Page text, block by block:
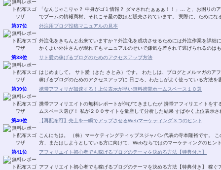
「なんじゃこりゃ？ 中身がゴミ情報？ ダマされたぁぁぁ！！」… と、お困りの
でブームの情報商材。それこそ星の数ほど
第37位
外注用ブログ投稿マニュアルの見本
外注化をきちんと出来ていますか？外注化を成功させるためには外注作業を詳細
かくよい外注さんが現れてもマニュアルのせいで嫌気を差されて逃げられるの
第38位
サト愛の稼げるブログのためのアクセスアップ方法
はじめまして。 サト愛（きた さとみ）です。 わたしは、ブログとメルマガのアフィリエイトを 楽しんでいます。 このレポートでは、
稼げるブログのためのアクセスアップに 日ごろ、わたしがよく使っている方法
第39位
携帯アフィリが加速する！上位表示が早い無料携帯ホームスペース１０選
携帯アフィリエイトの無料レポートが伸びてきましたが 携帯アフィリエイトを
ムスペース選び！ 私が２００サイトを量産して分析した結果 すばやく上
第40位
【再配布可】売上を一瞬でアップさせるWebマーケティング３つのヒント
こんにちは。 （株）マーケティングティップスジャパン代表の寺本隆裕です。 このレポートでは、Webを使って何かを販売している
第41位 アフィリエイト初心者でも稼げるブログのテーマを決める方法【特典付き】
アフィリエイト初心者でも稼げるブログのテーマを決める方法【特典付き】 稼ぐアフィリエイトサイトのテーマの決め方は ご存じです